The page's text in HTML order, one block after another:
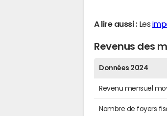
A lire aussi :Les
Revenus des
Données 2024
Revenu mensuel
Nombre de foyers